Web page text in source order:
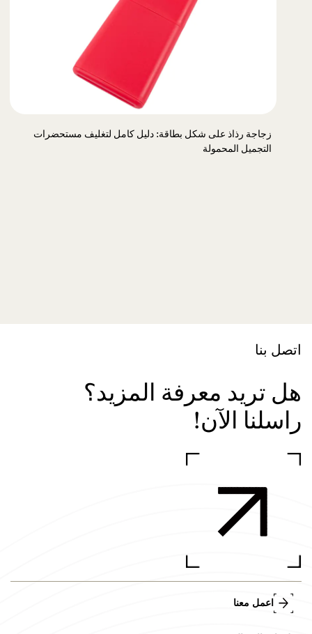
زجاجة رذاذ على شكل بطاقة: دليل كامل لتغليف مستحضرات
التجميل المحمولة
اتصل بنا
هل تريد معرفة المزيد؟
راسلنا الآن!
اعمل معنا